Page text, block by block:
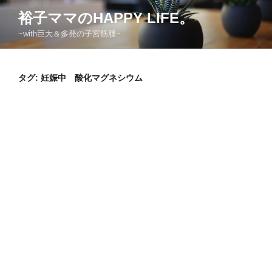
コ
ン
裕子ママのHAPPY LIFE。
~with巨大＆多発の子宮筋腫~
タグ: 妊娠中 酸化マグネシウム